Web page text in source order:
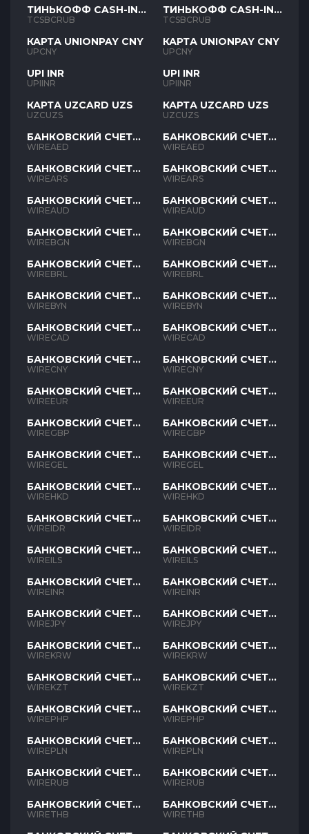
ТИНЬКОФФ CASH-IN
RUB
TCSBCRUB
КАРТА UNIONPAY CNY
UPCNY
UPI INR
UPIINR
КАРТА UZCARD UZS
UZCUZS
БАНКОВСКИЙ СЧЕТ
AED
WIREAED
БАНКОВСКИЙ СЧЕТ
ARS
WIREARS
БАНКОВСКИЙ СЧЕТ
AUD
WIREAUD
БАНКОВСКИЙ СЧЕТ
BGN
WIREBGN
БАНКОВСКИЙ СЧЕТ
BRL
WIREBRL
БАНКОВСКИЙ СЧЕТ
BYN
WIREBYN
БАНКОВСКИЙ СЧЕТ
CAD
WIRECAD
БАНКОВСКИЙ СЧЕТ
CNY
WIRECNY
БАНКОВСКИЙ СЧЕТ
EUR
WIREEUR
БАНКОВСКИЙ СЧЕТ
GBP
WIREGBP
БАНКОВСКИЙ СЧЕТ
GEL
WIREGEL
БАНКОВСКИЙ СЧЕТ
HKD
WIREHKD
БАНКОВСКИЙ СЧЕТ
IDR
WIREIDR
БАНКОВСКИЙ СЧЕТ
ILS
WIREILS
БАНКОВСКИЙ СЧЕТ
INR
WIREINR
БАНКОВСКИЙ СЧЕТ
JPY
WIREJPY
БАНКОВСКИЙ СЧЕТ
KRW
WIREKRW
БАНКОВСКИЙ СЧЕТ
KZT
WIREKZT
БАНКОВСКИЙ СЧЕТ
PHP
WIREPHP
БАНКОВСКИЙ СЧЕТ
PLN
WIREPLN
БАНКОВСКИЙ СЧЕТ
RUB
WIRERUB
БАНКОВСКИЙ СЧЕТ
THB
WIRETHB
ТИНЬКОФФ CASH-IN
RUB
TCSBCRUB
КАРТА UNIONPAY CNY
UPCNY
UPI INR
UPIINR
КАРТА UZCARD UZS
UZCUZS
БАНКОВСКИЙ СЧЕТ
AED
WIREAED
БАНКОВСКИЙ СЧЕТ
ARS
WIREARS
БАНКОВСКИЙ СЧЕТ
AUD
WIREAUD
БАНКОВСКИЙ СЧЕТ
BGN
WIREBGN
БАНКОВСКИЙ СЧЕТ
BRL
WIREBRL
БАНКОВСКИЙ СЧЕТ
BYN
WIREBYN
БАНКОВСКИЙ СЧЕТ
CAD
WIRECAD
БАНКОВСКИЙ СЧЕТ
CNY
WIRECNY
БАНКОВСКИЙ СЧЕТ
EUR
WIREEUR
БАНКОВСКИЙ СЧЕТ
GBP
WIREGBP
БАНКОВСКИЙ СЧЕТ
GEL
WIREGEL
БАНКОВСКИЙ СЧЕТ
HKD
WIREHKD
БАНКОВСКИЙ СЧЕТ
IDR
WIREIDR
БАНКОВСКИЙ СЧЕТ
ILS
WIREILS
БАНКОВСКИЙ СЧЕТ
INR
WIREINR
БАНКОВСКИЙ СЧЕТ
JPY
WIREJPY
БАНКОВСКИЙ СЧЕТ
KRW
WIREKRW
БАНКОВСКИЙ СЧЕТ
KZT
WIREKZT
БАНКОВСКИЙ СЧЕТ
PHP
WIREPHP
БАНКОВСКИЙ СЧЕТ
PLN
WIREPLN
БАНКОВСКИЙ СЧЕТ
RUB
WIRERUB
БАНКОВСКИЙ СЧЕТ
THB
WIRETHB